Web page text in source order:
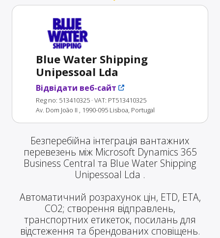
Blue Water Shipping
Unipessoal Lda
Відвідати веб-сайт
Reg no: 513410325 · VAT: PT513410325
Av. Dom João II , 1990-095 Lisboa, Portugal
Безперебійна інтеграція вантажних
перевезень між Microsoft Dynamics 365
Business Central та Blue Water Shipping
Unipessoal Lda .
Автоматичний розрахунок цін, ETD, ETA,
CO2; створення відправлень,
транспортних етикеток, посилань для
відстеження та брендованих сповіщень.